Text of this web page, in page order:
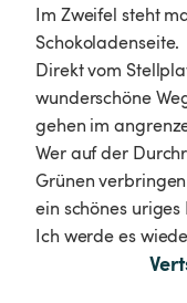
Im Zweifel steht
Schokoladenseite.
Direkt vom
wunderschöne
gehen im
Wer auf der
Grünen
ein schönes uriges
Ich werde es